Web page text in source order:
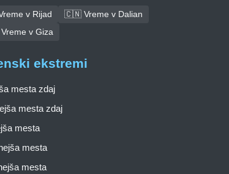
v Rijad
🇨🇳 Vreme v Dalian
v Giza
ekstremi
mesta zdaj
mesta zdaj
mesta
mesta
mesta